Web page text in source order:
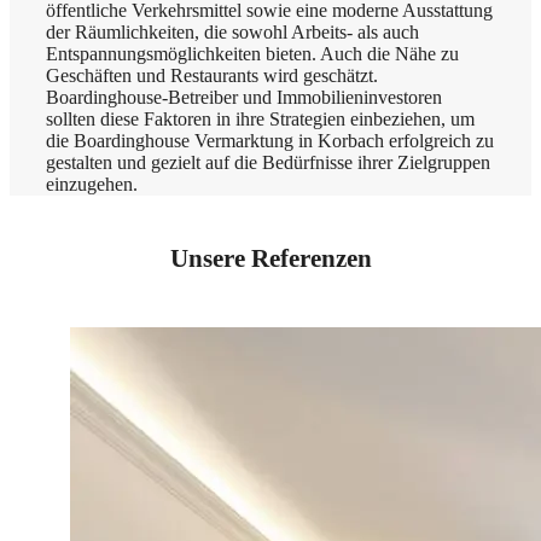
öffentliche Verkehrsmittel sowie eine moderne Ausstattung
der Räumlichkeiten, die sowohl Arbeits- als auch
Entspannungsmöglichkeiten bieten. Auch die Nähe zu
Geschäften und Restaurants wird geschätzt.
Boardinghouse-Betreiber und Immobilieninvestoren
sollten diese Faktoren in ihre Strategien einbeziehen, um
die Boardinghouse Vermarktung in Korbach erfolgreich zu
gestalten und gezielt auf die Bedürfnisse ihrer Zielgruppen
einzugehen.
Unsere Referenzen